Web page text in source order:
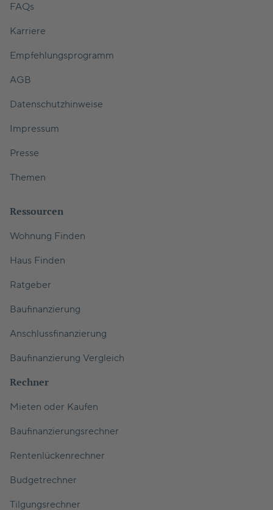
FAQs
Karriere
Empfehlungsprogramm
AGB
Datenschutzhinweise
Impressum
Presse
Themen
Ressourcen
Wohnung Finden
Haus Finden
Ratgeber
Baufinanzierung
Anschlussfinanzierung
Baufinanzierung Vergleich
Rechner
Mieten oder Kaufen
Baufinanzierungsrechner
Rentenlückenrechner
Budgetrechner
Tilgungsrechner